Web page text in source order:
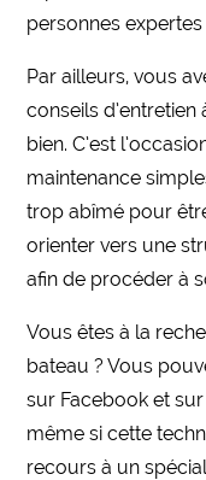
personnes
Par ailleurs, vous
conseils d’entretien
bien. C’est
maintenance
trop abîmé pour
orienter vers une
afin de procéder à
Vous êtes à la
bateau ? Vous
sur Facebook et
même si cette
recours à un